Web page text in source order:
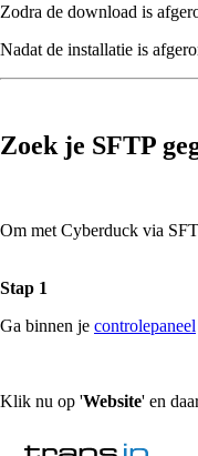
Zodra de download is
Nadat de installatie is
Zoek je SFTP
Om met Cyberduck via
Stap 1
Ga binnen je controlepaneel
Klik nu op 'Website' en